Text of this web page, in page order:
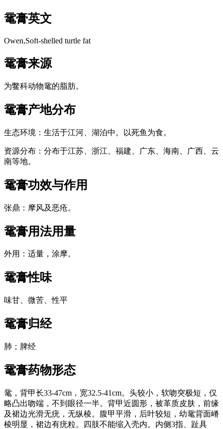
鼋膏英文
Owen,Soft-shelled turtle fat
鼋膏来源
为鳖科动物鼋的脂肪。
鼋膏产地分布
生态环境：生活于江河、湖泊中。以死鱼为食。
资源分布：分布于江苏、浙江、福建、广东、海南、广西、云
南等地。
鼋膏功效与作用
张鼎：摩风及恶疮。
鼋膏用法用量
外用：适量，涂摩。
鼋膏性味
味甘、微苦、性平
鼋膏归经
肺；脾经
鼋膏药物形态
鼋，背甲长33-47cm，宽32.5-41cm。头较小，软吻突极短，仅
略凸出吻端，不到眼径一半。背甲近圆形，被革质皮肤，前缘
及裙边光滑无疣，无纵棱。腹甲平滑，后叶较短，幼鼋背面嵴
棱明显，裙边有疣粒。四肢不能缩入壳内。内侧3指、趾具